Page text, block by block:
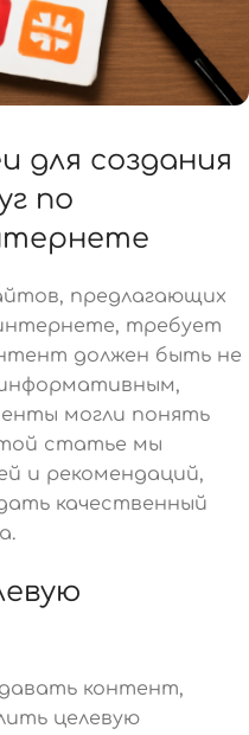
для создания
по
предлагающих
требует
должен быть не
могли понять
статье мы
и рекомендаций,
качественный
контент,
целевую